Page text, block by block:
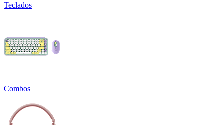
Teclados
Combos